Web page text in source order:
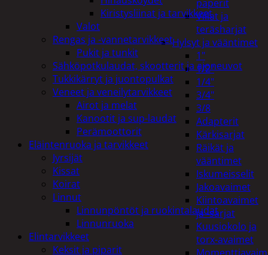
paperit
Viilat ja
teräsharjat
Hylsyt ja vääntimet
1"
1/2"
1/4"
3/4"
3/8
Adapterit
Kärkisarjat
Räikät ja
vääntimet
Iskumeisselit
Jakoavaimet
Kiintoavaimet
ja -sarjat
Kuusiokolo ja
torx-avaimet
Kiristysliinat ja tarvikkeet
Valot
Rengas ja -vannetarvikkeet
Pukit ja tunkit
Sähköpotkulaudat, skootterit ja ajoneuvot
Tukkikärryt ja juontopulkat
Veneet ja veneilytarvikkeet
Airot ja melat
Kanootit ja sup-laudat
Perämoottorit
Eläintenruoka ja tarvikkeet
Jyrsijät
Kissat
Koirat
Linnut
Linnunpöntöt ja ruokintalaudat
Linnunruoka
Elintarvikkeet
Keksit ja piparit